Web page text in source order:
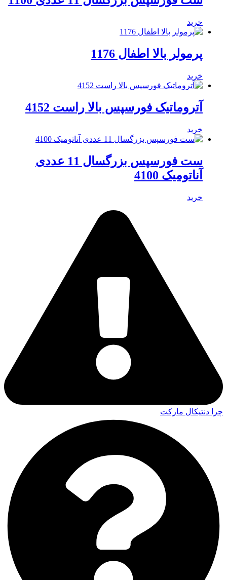
خرید
پرمولر بالا اطفال 1176
خرید
آتروماتیک فورسپس بالا راست 4152
خرید
ست فورسپس بزرگسال 11 عددی
آناتومیک 4100
خرید
چرا دنتیکال مارکت